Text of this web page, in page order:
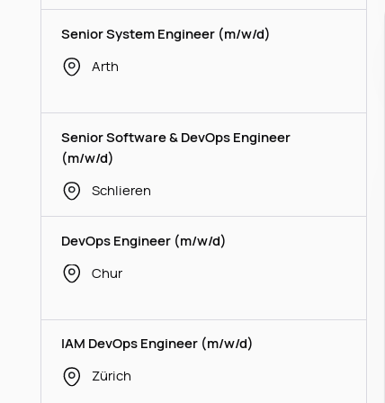
Senior System Engineer (m/w/d)
Arth
Senior Software & DevOps Engineer
(m/w/d)
Schlieren
DevOps Engineer (m/w/d)
Chur
IAM DevOps Engineer (m/w/d)
Zürich